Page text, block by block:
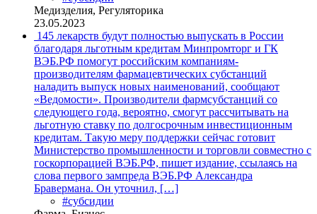
Медизделия, Регуляторика
23.05.2023
145 лекарств будут полностью выпускать в России
благодаря льготным кредитам Минпромторг и ГК
ВЭБ.РФ помогут российским компаниям-
производителям фармацевтических субстанций
наладить выпуск новых наименований, сообщают
«Ведомости». Производители фармсубстанций со
следующего года, вероятно, смогут рассчитывать на
льготную ставку по долгосрочным инвестиционным
кредитам. Такую меру поддержки сейчас готовит
Министерство промышленности и торговли совместно с
госкорпорацией ВЭБ.РФ, пишет издание, ссылаясь на
слова первого зампреда ВЭБ.РФ Александра
Бравермана. Он уточнил, […]
#субсидии